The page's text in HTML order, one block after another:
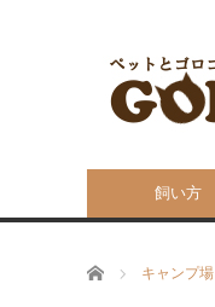
飼い方
ホーム キャンプ場